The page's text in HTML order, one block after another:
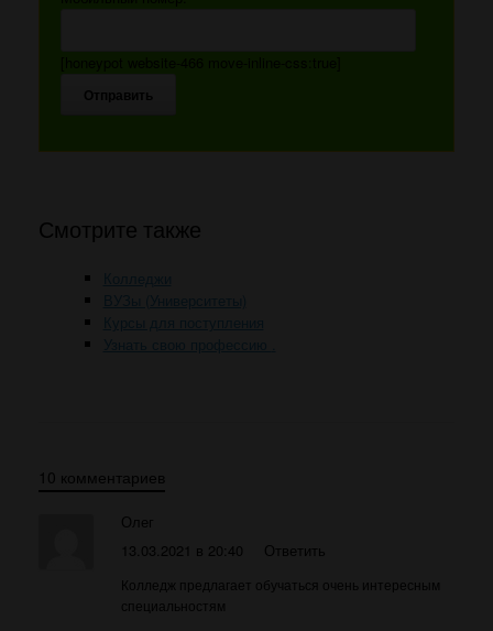
Смотрите также
10 комментариев
Олег
13.03.2021 в 20:40
Ответить
Колледж предлагает обучаться очень интересным
специальностям